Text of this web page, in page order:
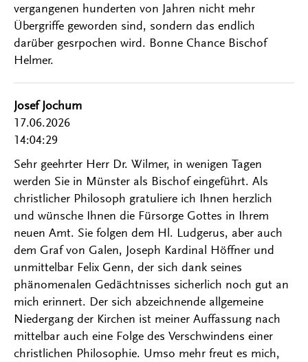
vergangenen hunderten von Jahren nicht mehr
Übergriffe geworden sind, sondern das endlich
darüber gesrpochen wird. Bonne Chance Bischof
Helmer.
Josef Jochum
17.06.2026
14:04:29
Sehr geehrter Herr Dr. Wilmer, in wenigen Tagen
werden Sie in Münster als Bischof eingeführt. Als
christlicher Philosoph gratuliere ich Ihnen herzlich
und wünsche Ihnen die Fürsorge Gottes in Ihrem
neuen Amt. Sie folgen dem Hl. Ludgerus, aber auch
dem Graf von Galen, Joseph Kardinal Höffner und
unmittelbar Felix Genn, der sich dank seines
phänomenalen Gedächtnisses sicherlich noch gut an
mich erinnert. Der sich abzeichnende allgemeine
Niedergang der Kirchen ist meiner Auffassung nach
mittelbar auch eine Folge des Verschwindens einer
christlichen Philosophie. Umso mehr freut es mich,